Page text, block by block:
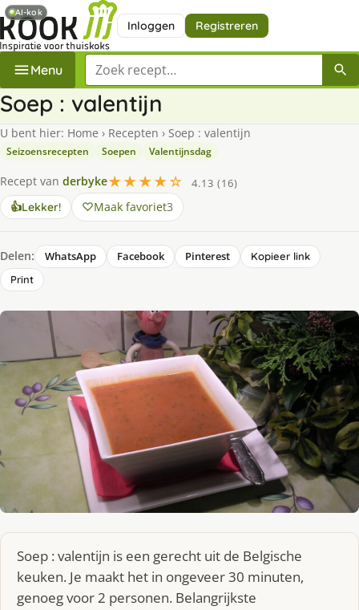
Inloggen Registreren
Menu Zoek een recept
Soep : valentijn
U bent hier: Home › Recepten › Soep : valentijn
Seizoensrecepten Soepen Valentijnsdag
Recept van derbyke★★★★☆
4.13 (16)
👍Lekker! Maak favoriet3
Delen: WhatsApp Facebook Pinterest
Kopieer link
Print
Soep : valentijn is een gerecht uit de Belgische
keuken. Je maakt het in ongeveer 30 minuten,
genoeg voor 2 personen. Belangrijkste
AI-kok